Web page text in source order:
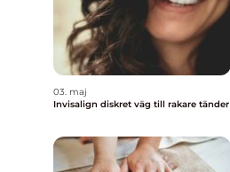
03. maj
Invisalign diskret väg till rakare tänder